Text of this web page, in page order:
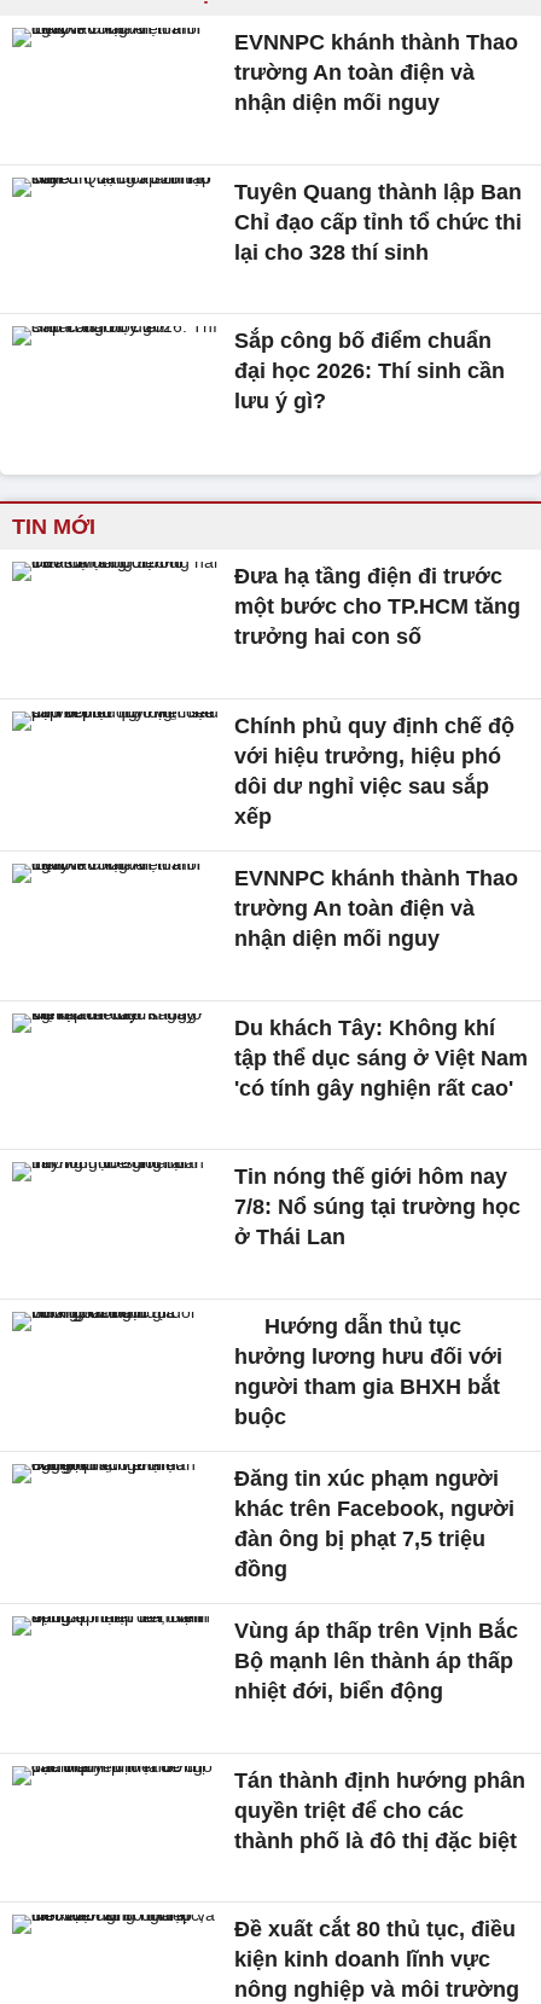
EVNNPC khánh thành Thao
trường An toàn điện và
nhận diện mối nguy
Tuyên Quang thành lập Ban
Chỉ đạo cấp tỉnh tổ chức thi
lại cho 328 thí sinh
Sắp công bố điểm chuẩn
đại học 2026: Thí sinh cần
lưu ý gì?
TIN MỚI
Đưa hạ tầng điện đi trước
một bước cho TP.HCM tăng
trưởng hai con số
Chính phủ quy định chế độ
với hiệu trưởng, hiệu phó
dôi dư nghỉ việc sau sắp
xếp
EVNNPC khánh thành Thao
trường An toàn điện và
nhận diện mối nguy
Du khách Tây: Không khí
tập thể dục sáng ở Việt Nam
'có tính gây nghiện rất cao'
Tin nóng thế giới hôm nay
7/8: Nổ súng tại trường học
ở Thái Lan
Hướng dẫn thủ tục
hưởng lương hưu đối với
người tham gia BHXH bắt
buộc
Đăng tin xúc phạm người
khác trên Facebook, người
đàn ông bị phạt 7,5 triệu
đồng
Vùng áp thấp trên Vịnh Bắc
Bộ mạnh lên thành áp thấp
nhiệt đới, biển động
Tán thành định hướng phân
quyền triệt để cho các
thành phố là đô thị đặc biệt
Đề xuất cắt 80 thủ tục, điều
kiện kinh doanh lĩnh vực
nông nghiệp và môi trường